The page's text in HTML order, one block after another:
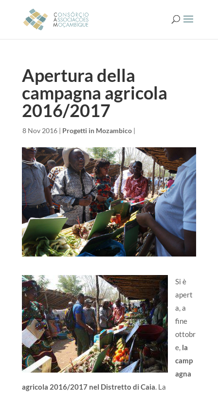
Apertura della
campagna agricola
2016/2017
8 Nov 2016| Progetti in Mozambico|
Si è
apert
a, a
fine
ottobr
e, la
camp
agna
agricola 2016/2017 nel Distretto di Caia. La